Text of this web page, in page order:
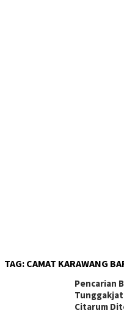
TAG: CAMAT KARAWANG
Pencarian
Citarum